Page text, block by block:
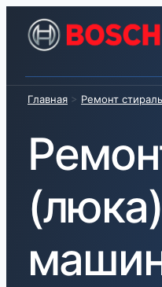
Главная > Ремонт